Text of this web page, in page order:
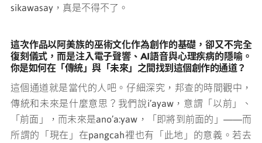
sikawasay，真是不得不了。
這次作品以阿美族的巫術文化作為創作的基礎，卻又不完全
復刻儀式，而是注入電子聲響、AI語音與心理疾病的隱喻。
你是如何在「傳統」與「未來」之間找到這個創作的通道？
這個通道就是當代的人吧。仔細深究，邦查的時間觀中，
傳統和未來是什麼意思？我們說i’ayaw，意謂「以前」、
「前面」，而未來是ano’a:yaw，「即將到前面的」——而
所謂的「現在」在pangcah裡也有「此地」的意義。若去